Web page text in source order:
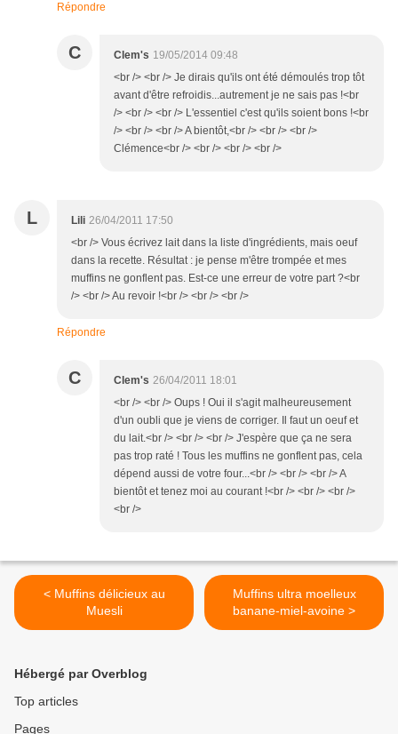
Répondre
C Clem's 19/05/2014 09:48
<br /> <br /> Je dirais qu'ils ont été démoulés trop tôt
avant d'être refroidis...autrement je ne sais pas !<br
/> <br /> <br /> L'essentiel c'est qu'ils soient bons !<br
/> <br /> <br /> A bientôt,<br /> <br /> <br />
Clémence<br /> <br /> <br /> <br />
L Lili 26/04/2011 17:50
<br /> Vous écrivez lait dans la liste d'ingrédients, mais oeuf
dans la recette. Résultat : je pense m'être trompée et mes
muffins ne gonflent pas. Est-ce une erreur de votre part ?<br
/> <br /> Au revoir !<br /> <br /> <br />
Répondre
C Clem's 26/04/2011 18:01
<br /> <br /> Oups ! Oui il s'agit malheureusement
d'un oubli que je viens de corriger. Il faut un oeuf et
du lait.<br /> <br /> <br /> J'espère que ça ne sera
pas trop raté ! Tous les muffins ne gonflent pas, cela
dépend aussi de votre four...<br /> <br /> <br /> A
bientôt et tenez moi au courant !<br /> <br /> <br />
<br />
< Muffins délicieux au
Muesli
Muffins ultra moelleux
banane-miel-avoine >
Hébergé par Overblog
Top articles
Pages